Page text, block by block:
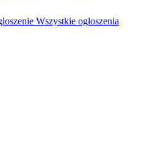
Wszystkie ogłoszenia